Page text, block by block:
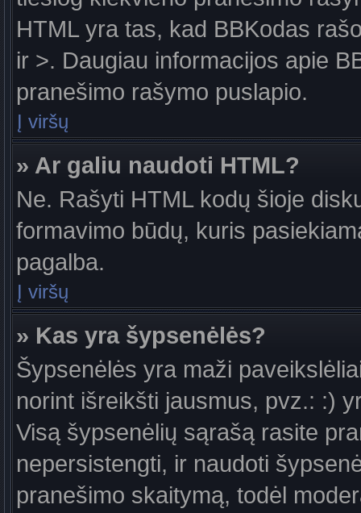
HTML yra tas, kad BBKodas
ir >. Daugiau informacijos apie
pranešimo rašymo puslapio.
Į viršų
» Ar galiu naudoti HTML?
Ne. Rašyti HTML kodų šioje
formavimo būdų, kuris
pagalba.
Į viršų
» Kas yra šypsenėlės?
Šypsenėlės yra maži
norint išreikšti jausmus, pvz.: :)
Visą šypsenėlių sąrašą rasite
nepersistengti, ir naudoti
pranešimo skaitymą, todėl